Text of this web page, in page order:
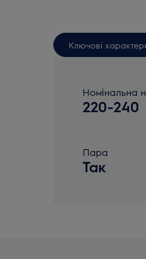
Ключові
Номінальна
220-240
Пара
Так